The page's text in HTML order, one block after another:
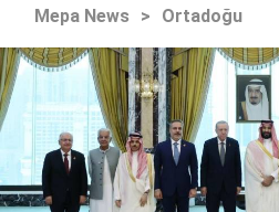
Mepa News > Ortadoğu